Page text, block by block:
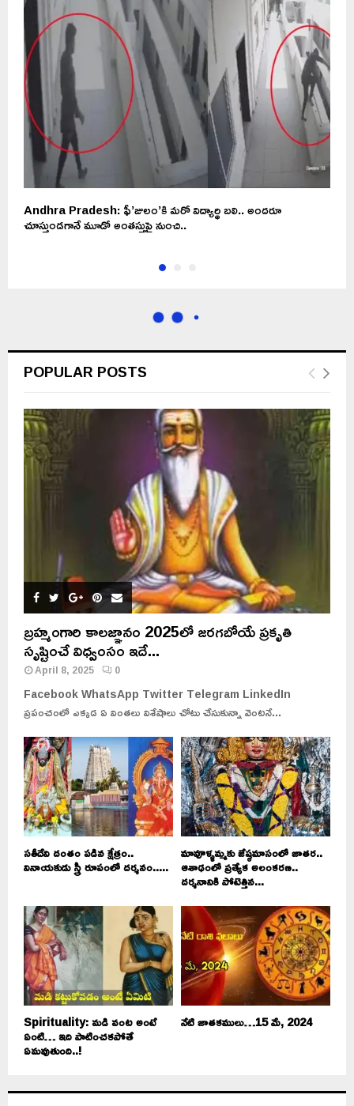
Andhra Pradesh: ఫీ’జులం’కి మరో విద్యార్థి బలి.. అందరూ
చూస్తుండగానే మూడో అంతస్తుపై నుంచి..
POPULAR POSTS
బ్రహ్మంగారి కాలజ్ఞానం 2025లో జరగబోయే ప్రకృతి
సృష్టించే విధ్వంసం ఇదే...
April 8, 2025 0
Facebook WhatsApp Twitter Telegram LinkedIn
ప్రపంచంలో ఎక్కడ ఏ వింతలు విశేషాలు చోటు చేసుకున్నా వెంటనే...
సతీదేవి దంతం పడిన క్షేత్రం..
వినాయకుడు స్త్రీ రూపంలో దర్శనం.....
మావూళ్ళమ్మకు జేష్ఠమాసంలో జాతర..
ఆశాఢంలో ప్రత్యేక అలంకరణ..
దర్శనానికి పోటెత్తిన...
Spirituality: మడి వంట అంటే
ఏంటి… ఇది పాటించకపోతే
ఏమవుతుంది..!
నేటి జాతకములు…15 మే, 2024